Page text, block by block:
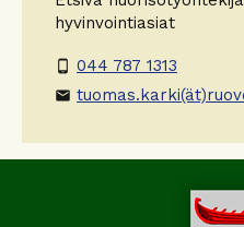
hyvinvointiasiat
phone_android 044 787 1313
email